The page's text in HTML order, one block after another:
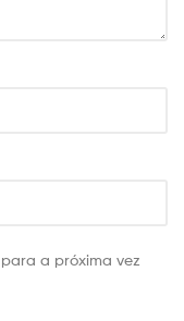
a próxima vez